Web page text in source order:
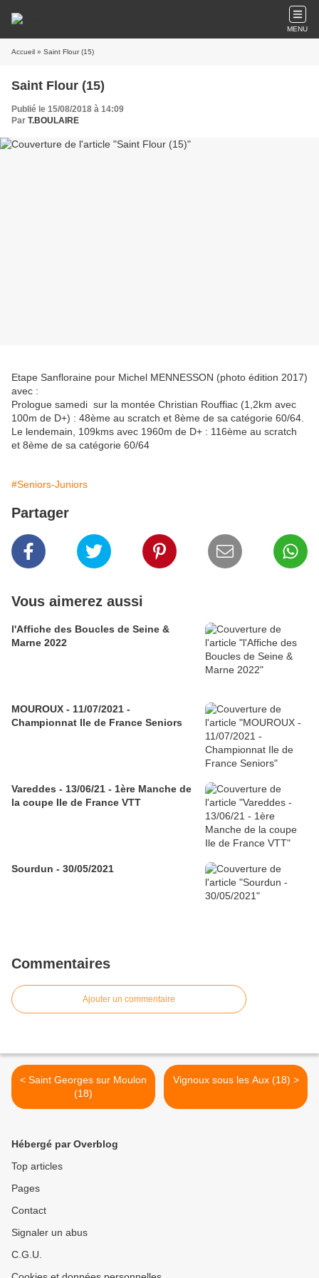
MENU
Accueil » Saint Flour (15)
Saint Flour (15)
Publié le 15/08/2018 à 14:09
Par T.BOULAIRE
Etape Sanfloraine pour Michel MENNESSON (photo édition 2017)
avec :
Prologue samedi sur la montée Christian Rouffiac (1,2km avec
100m de D+) : 48ème au scratch et 8ème de sa catégorie 60/64.
Le lendemain, 109kms avec 1960m de D+ : 116ème au scratch
et 8ème de sa catégorie 60/64
#Seniors-Juniors
Partager
Vous aimerez aussi
l'Affiche des Boucles de Seine &
Marne 2022
MOUROUX - 11/07/2021 -
Championnat Ile de France Seniors
Vareddes - 13/06/21 - 1ère Manche de
la coupe Ile de France VTT
Sourdun - 30/05/2021
Commentaires
Ajouter un commentaire
< Saint Georges sur Moulon
(18)
Vignoux sous les Aux (18) >
Hébergé par Overblog
Top articles
Pages
Contact
Signaler un abus
C.G.U.